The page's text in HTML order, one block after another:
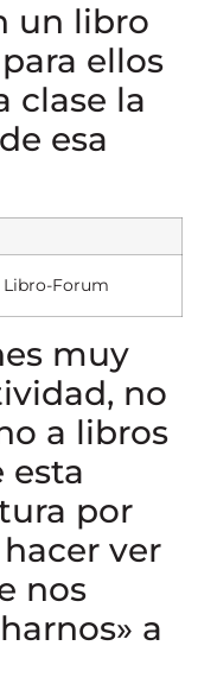
un libro
ellos
clase la
esa
Forum
muy
no
a libros
esta
por
ver
nos
a